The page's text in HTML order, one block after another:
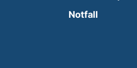
opens in a new window)
Notfall